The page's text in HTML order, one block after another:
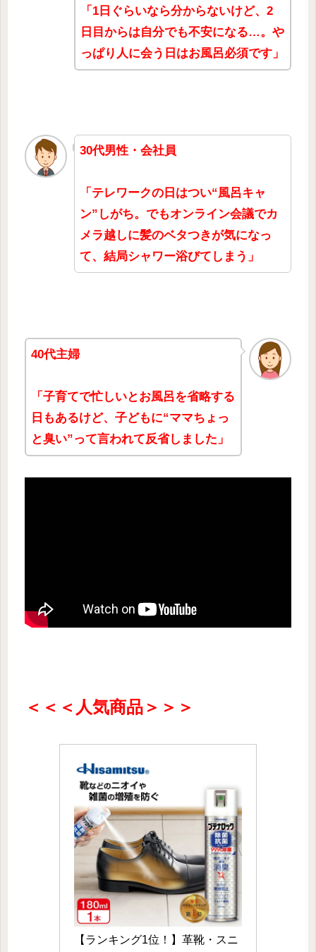
「1日ぐらいなら分からないけど、2
日目からは自分でも不安になる…。や
っぱり人に会う日はお風呂必須です」
30代男性・会社員
「テレワークの日はつい“風呂キャ
ン”しがち。でもオンライン会議でカ
メラ越しに髪のベタつきが気になっ
て、結局シャワー浴びてしまう」
40代主婦
「子育てで忙しいとお風呂を省略する
日もあるけど、子どもに“ママちょっ
と臭い”って言われて反省しました」
＜＜＜人気商品＞＞＞
【ランキング1位！】革靴・スニ